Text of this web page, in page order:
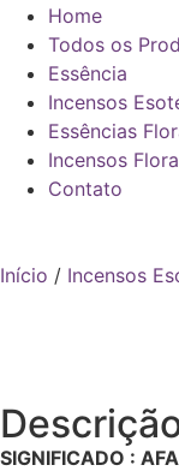
Home
Todos os
Essência
Incensos
Essências
Incensos
Contato
Início / Incensos
SIGNIFICADO :